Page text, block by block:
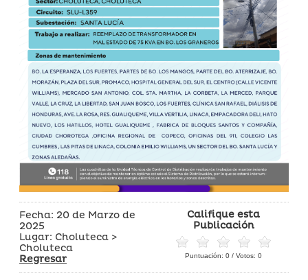
Fecha: 20 de Marzo de
2025
Lugar: Choluteca >
Choluteca
Regresar
Califique esta
Publicación
Puntuación: 0 / Votos: 0